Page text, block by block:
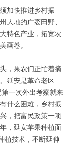
加快推进乡村振
大地的广袤田野、
特色产业，拓宽农
画卷。
，果农们正忙着摘
延安是革命老区，
一次外出考察就来
什么困难，乡村振
，把富民政策一项
，延安苹果种植面
植技术，不断延伸